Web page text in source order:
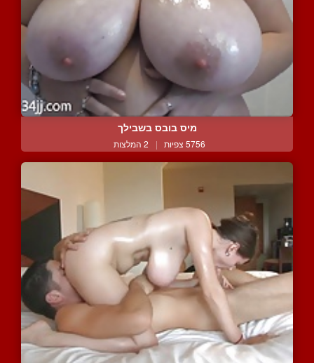
מיס בובס בשבילך
5756 צפיות | 2 המלצות